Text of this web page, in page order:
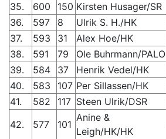
35.
600 150 Kirsten Husager/SR
36.
597 8 Ulrik S. H./HK
37.
593 31 Alex Hoe/HK
38.
591 79 Ole Buhrmann/PALO
39.
584 37 Henrik Vedel/HK
40.
583 107 Per Sillassen/HK
41.
582 117 Steen Ulrik/DSR
42.
577 101
Anine &
Leigh/HK/HK